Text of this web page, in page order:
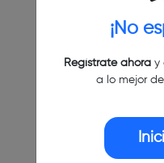
¡No
Regístrate ahoray
a lo mejor